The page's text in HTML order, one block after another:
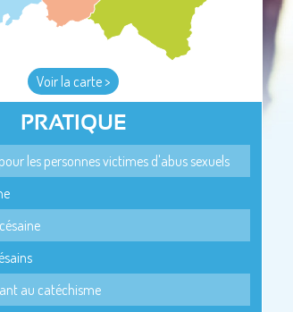
Voir la carte >
PRATIQUE
les personnes victimes d'abus sexuels
au catéchisme